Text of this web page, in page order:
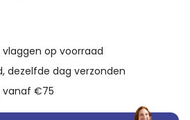
vlaggen op voorraad
dezelfde dag verzonden
vanaf €75